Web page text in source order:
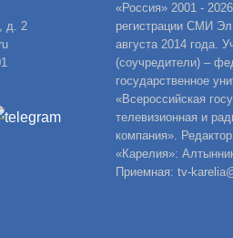
д. 2
«Россия» 2001 -
регистрации СМИ
августа 2014 года.
(соучредители) –
государственное
«Всероссийская
телевизионная и
компания».
«Карелия»:
Приемная: tv-